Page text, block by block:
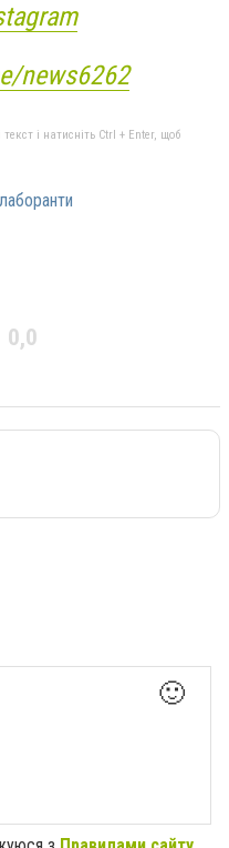
news6262
і натисніть Ctrl + Enter, щоб
0,0
🙂